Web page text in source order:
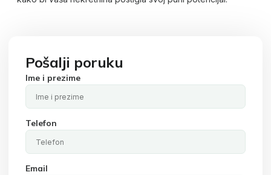
Pošalji poruku
Ime i prezime
Telefon
Email